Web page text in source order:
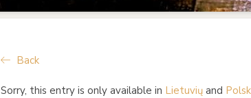
Back
Sorry, this entry is only available in Lietuviųand